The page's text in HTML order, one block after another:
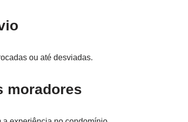
ou até desviadas.
moradores